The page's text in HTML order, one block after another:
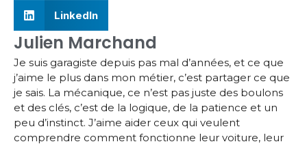
LinkedIn
Julien Marchand
Je suis garagiste depuis pas mal d’années, et ce que
j’aime le plus dans mon métier, c’est partager ce que
je sais. La mécanique, ce n’est pas juste des boulons
et des clés, c’est de la logique, de la patience et un
peu d’instinct. J’aime aider ceux qui veulent
comprendre comment fonctionne leur voiture, leur